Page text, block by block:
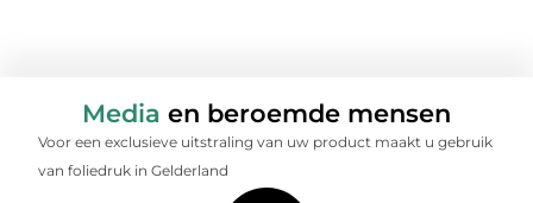
Media en beroemde mensen
Voor een exclusieve uitstraling van uw product maakt u gebruik
van foliedruk in Gelderland